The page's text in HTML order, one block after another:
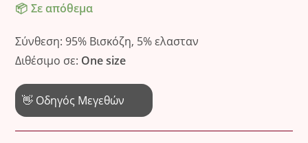
Σε απόθεμα
Σύνθεση: 95% Βισκόζη, 5% ελασταν
Διθέσιμο σε: One size
👋 Οδηγός Μεγεθών